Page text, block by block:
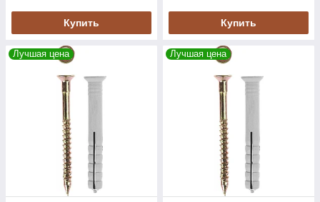
Купить Купить
Лучшая цена Лучшая цена